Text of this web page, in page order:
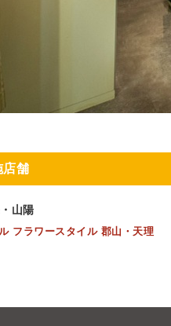
店舗
山陽
フラワースタイル 郡山・天理